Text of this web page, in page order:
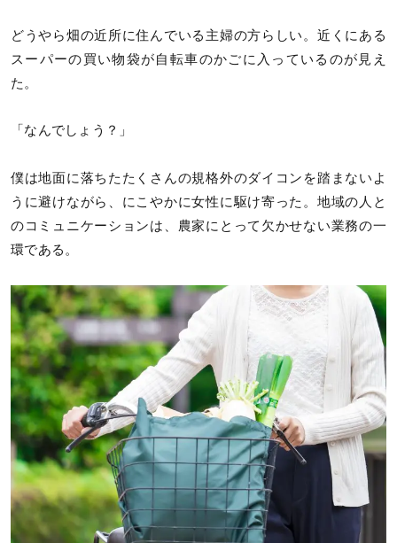
どうやら畑の近所に住んでいる主婦の方らしい。近くにある
スーパーの買い物袋が自転車のかごに入っているのが見え
た。
「なんでしょう？」
僕は地面に落ちたたくさんの規格外のダイコンを踏まないよ
うに避けながら、にこやかに女性に駆け寄った。地域の人と
のコミュニケーションは、農家にとって欠かせない業務の一
環である。